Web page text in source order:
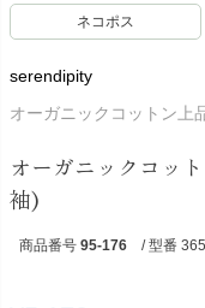
ネコポス
serendipity
オーガニックコットン上
オーガニックコッ
袖)
商品番号 95-176 / 型番